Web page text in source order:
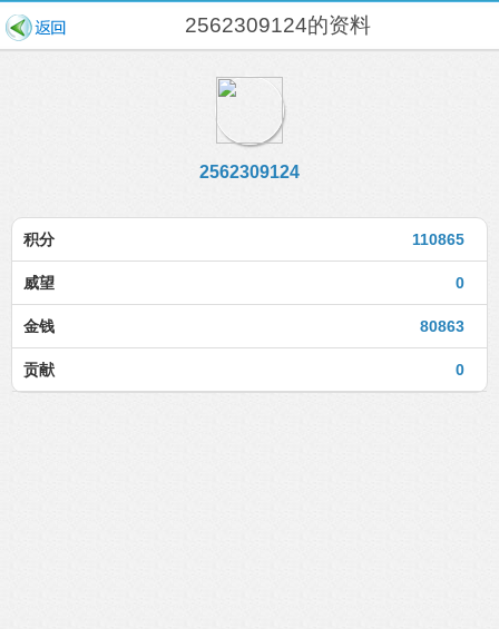
2562309124的资料
2562309124
110865
积分
0
威望
80863
金钱
0
贡献